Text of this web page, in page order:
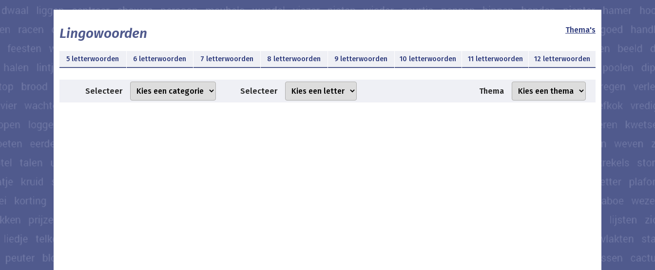
Lingowoorden Thema's
5 letterwoorden 6 letterwoorden 7 letterwoorden 8 letterwoorden 9 letterwoorden 10 letterwoorden 11 letterwoorden 12 letterwoorden
Selecteer Selecteer Thema